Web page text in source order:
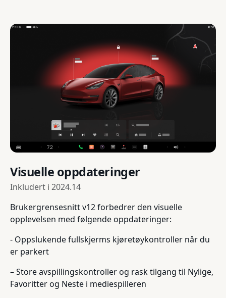
Visuelle oppdateringer
Inkludert i 2024.14
Brukergrensesnitt v12 forbedrer den visuelle
opplevelsen med følgende oppdateringer:
- Oppslukende fullskjerms kjøretøykontroller når du
er parkert
– Store avspillingskontroller og rask tilgang til Nylige,
Favoritter og Neste i mediespilleren